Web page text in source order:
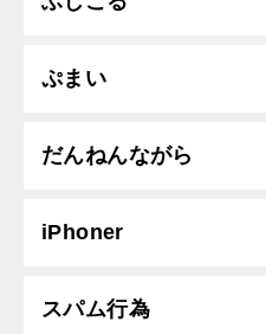
ぷまい
だんねんながら
iPhoner
スパム行為